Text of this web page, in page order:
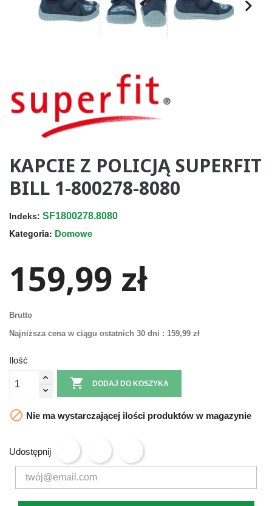
KAPCIE Z POLICJĄ SUPERFIT
BILL 1-800278-8080
Indeks: SF1800278.8080
Kategoria: Domowe
159,99 zł
Brutto
Najniższa cena w ciągu ostatnich 30 dni : 159,99 zł
Ilość
 DODAJ DO KOSZYKA
 Nie ma wystarczającej ilości produktów w magazynie
Udostępnij